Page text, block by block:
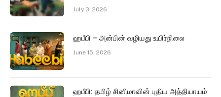
July 3, 2026
ஹபீபி – அன்பின் வழியது உயிர்நிலை
June 15, 2026
ஹபீபி: தமிழ் சினிமாவின் புதிய அத்தியாயம்